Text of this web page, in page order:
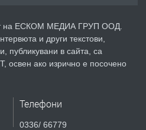
преди 1 година
по Математика
на ЕСКОМ МЕДИА ГРУП ООД.
и други текстови,
публикувани в сайта, са
освен ако изрично е посочено
Телефони
0336/ 66779